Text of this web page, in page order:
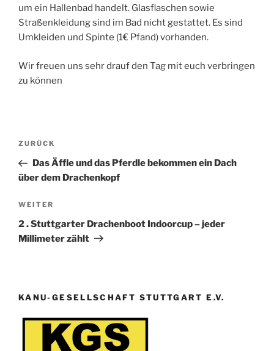
um ein Hallenbad handelt. Glasflaschen sowie
Straßenkleidung sind im Bad nicht gestattet. Es sind
Umkleiden und Spinte (1€ Pfand) vorhanden.
Wir freuen uns sehr drauf den Tag mit euch verbringen
zu können
Beitragsnavigation
Vorheriger
Beitrag
ZURÜCK
Das Äffle und das Pferdle bekommen ein Dach
über dem Drachenkopf
Nächster
Beitrag
WEITER
2 . Stuttgarter Drachenboot Indoorcup – jeder
Millimeter zählt
KANU-GESELLSCHAFT STUTTGART E.V.